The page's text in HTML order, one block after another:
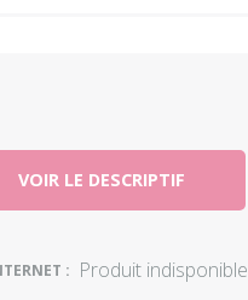
VOIR LE DESCRIPTIF
: Produit indisponible